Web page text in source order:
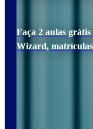
Faça 2 aulas
Wizard,